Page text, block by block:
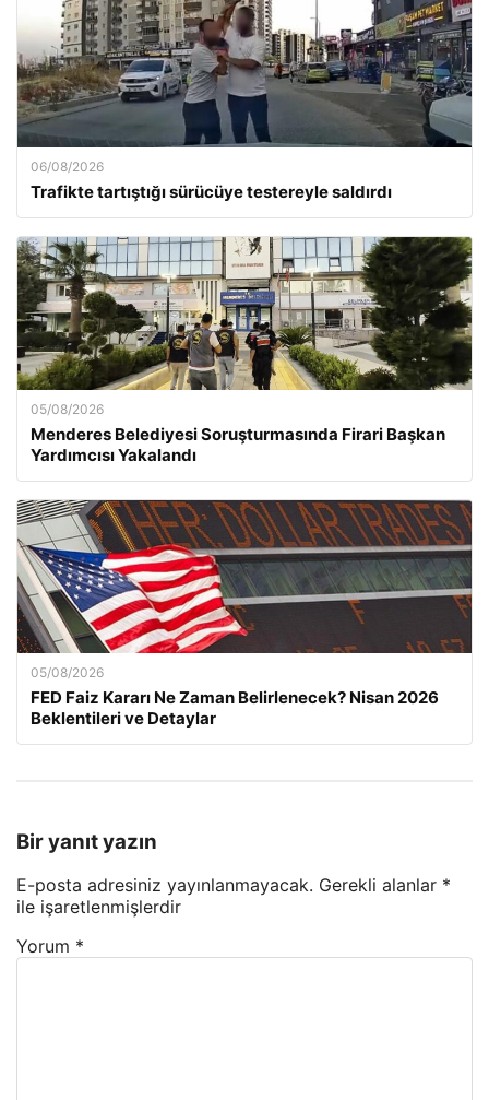
06/08/2026
Trafikte tartıştığı sürücüye testereyle saldırdı
05/08/2026
Menderes Belediyesi Soruşturmasında Firari Başkan
Yardımcısı Yakalandı
05/08/2026
FED Faiz Kararı Ne Zaman Belirlenecek? Nisan 2026
Beklentileri ve Detaylar
Bir yanıt yazın
E-posta adresiniz yayınlanmayacak. Gerekli alanlar *
ile işaretlenmişlerdir
Yorum *